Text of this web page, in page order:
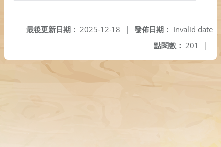
發佈日期： Invalid date
最後更新日期： 2025-12-18
|
點閱數： 201 |